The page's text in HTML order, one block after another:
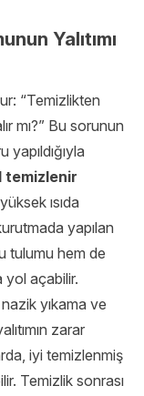
Yalıtımı
“Temizlikten
mı?” Bu sorunun
temizlenir
ısıda
yapılan
tulumu hem de
yol açabilir.
yıkama ve
zarar
iyi temizlenmiş
Temizlik sonrası